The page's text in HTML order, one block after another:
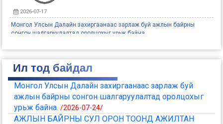
2026-07-17
Монгол Улсын Далайн захиргаанаас зарлаж буй ажлын байрны
сонгон шалгаруулалтад оролцохыг урьж байна
Ил тод байдал
Монгол Улсын Далайн захиргаанаас зарлаж буй
ажлын байрны сонгон шалгаруулалтад оролцохыг
урьж байна./2026-07-24/
АЖЛЫН БАЙРНЫ СУЛ ОРОН ТООНД АЖИЛТАН